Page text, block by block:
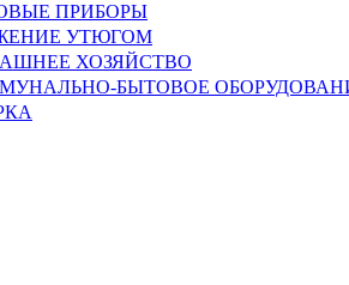
ПРИБОРЫ
УТЮГОМ
ХОЗЯЙСТВО
БЫТОВОЕ